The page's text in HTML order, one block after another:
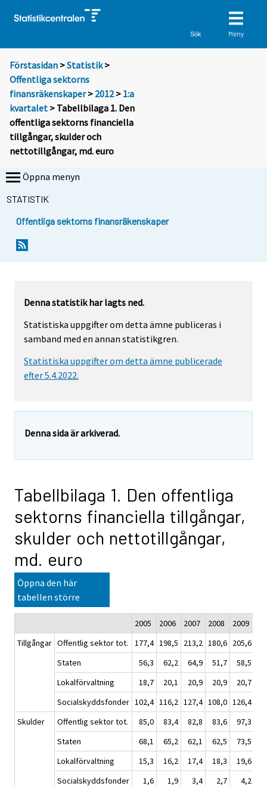
Sök Meny
Förstasidan >Statistik >
Offentliga sektorns
finansräkenskaper> 2012> 1:a
kvartalet > Tabellbilaga 1. Den
offentliga sektorns financiella
tillgångar, skulder och
nettotillgångar, md. euro
Öppna menyn
STATISTIK
Offentliga sektorns finansräkenskaper
Denna statistik har lagts ned.
Statistiska uppgifter om detta ämne publiceras i
samband med en annan statistikgren.
Statistiska uppgifter om detta ämne publicerade
efter 5.4.2022.
Denna sida är arkiverad.
Tabellbilaga 1. Den offentliga
sektorns financiella tillgångar,
skulder och nettotillgångar,
md. euro
Öppna den här
tabellen större
2005 2006 2007 2008 2009
Tillgångar Offentlig sektor tot. 177,4 198,5 213,2 180,6 205,6
Staten
56,3 62,2 64,9 51,7 58,5
Lokalförvaltning
18,7 20,1 20,9 20,9 20,7
Socialskyddsfonder 102,4 116,2 127,4 108,0 126,4
Skulder
Offentlig sektor tot. 85,0 83,4 82,8 83,6 97,3
Staten
68,1 65,2 62,1 62,5 73,5
Lokalförvaltning
15,3 16,2 17,4 18,3 19,6
Socialskyddsfonder
1,6 1,9 3,4 2,7 4,2